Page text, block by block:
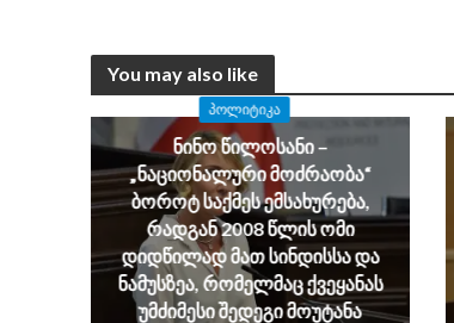
You may also like
ᲞᲝᲚᲘᲢᲘᲙᲐ
ნინო წილოსანი –
„ნაციონალური მოძრაობა“
ბოროტ საქმეს ემსახურება,
რადგან 2008 წლის ომი
დიდწილად მათ სინდისსა და
ნამუსზეა, რომელმაც ქვეყანას
უმძიმესი შედეგი მოუტანა